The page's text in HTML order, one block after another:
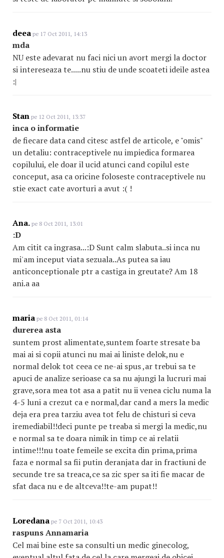
deea pe 17 Oct 2011, 14:13
mda
NU este adevarat nu faci nici un avort mergi la doctor
si intereseaza te.....nu stiu de unde scoateti ideile astea
:|
Stan pe 12 Oct 2011, 13:37
inca o informatie
de fiecare data cand citesc astfel de articole, e "omis"
un detaliu: contraceptivele nu impiedica formarea
copilului, ele doar il ucid atunci cand copilul este
conceput, asa ca oricine foloseste contraceptivele nu
stie exact cate avorturi a avut :( !
Ana. pe 8 Oct 2011, 13:01
:D
Am citit ca ingrasa...:D Sunt calm slabuta..si inca nu
mi'am inceput viata sezuala..As putea sa iau
anticonceptionale ptr a castiga in greutate? Am 18
ani.a aa
maria pe 8 Oct 2011, 01:14
durerea asta
suntem prost alimentate,suntem foarte stresate ba
mai ai si copii atunci nu mai ai liniste delok,nu e
normal delok tot ceea ce ne-ai spus ,ar trebui sa te
apuci de analize serioase ca sa nu ajungi la lucruri mai
grave,sora mea tot asa a patit nu ii venea ciclu numa la
4-5 luni a crezut ca e normal,dar cand a mers la medic
deja era prea tarziu avea tot felu de chisturi si ceva
iremediabil!!deci punte pe treaba si mergi la medic,nu
e normal sa te doara nimik in timp ce ai relatii
intime!!!nu toate femeile se excita din prima,prima
faza e normal sa fii putin deranjata dar in fractiuni de
secunde tre sa treaca,ce sa zic sper sa iti fie macar de
sfat daca nu e de altceva!!te-am pupat!!
Loredana pe 7 Oct 2011, 10:43
raspuns Annamaria
Cel mai bine este sa consulti un medic ginecolog,